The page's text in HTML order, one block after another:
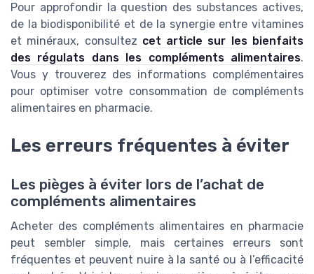
Pour approfondir la question des substances actives,
de la biodisponibilité et de la synergie entre vitamines
et minéraux, consultez cet article sur les bienfaits
des régulats dans les compléments alimentaires.
Vous y trouverez des informations complémentaires
pour optimiser votre consommation de compléments
alimentaires en pharmacie.
Les erreurs fréquentes à éviter
Les pièges à éviter lors de l’achat de
compléments alimentaires
Acheter des compléments alimentaires en pharmacie
peut sembler simple, mais certaines erreurs sont
fréquentes et peuvent nuire à la santé ou à l’efficacité